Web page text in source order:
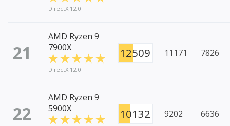
DirectX 12.0
21
AMD Ryzen 9
7900X
DirectX 12.0
12509 11171 7826
22
AMD Ryzen 9
5900X
10132 9202 6636